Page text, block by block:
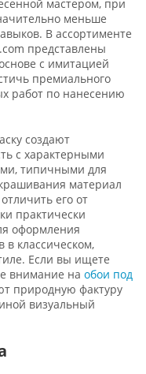
мастером, при
меньше
В ассортименте
представлены
с имитацией
премиального
работ по нанесению
создают
с характерными
типичными для
материал
его от
практически
оформления
в классическом,
Если вы ищете
внимание на обои под
природную фактуру
визуальный